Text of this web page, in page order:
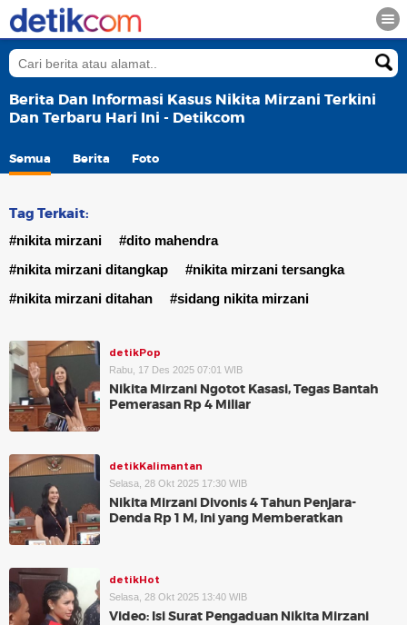
Berita Dan Informasi Kasus Nikita Mirzani Terkini
Dan Terbaru Hari Ini - Detikcom
Semua Berita Foto
Tag Terkait:
#nikita mirzani
#dito mahendra
#nikita mirzani ditangkap
#nikita mirzani tersangka
#nikita mirzani ditahan
#sidang nikita mirzani
detikPop
Rabu, 17 Des 2025 07:01 WIB
Nikita Mirzani Ngotot Kasasi, Tegas Bantah
Pemerasan Rp 4 Miliar
detikKalimantan
Selasa, 28 Okt 2025 17:30 WIB
Nikita Mirzani Divonis 4 Tahun Penjara-
Denda Rp 1 M, Ini yang Memberatkan
detikHot
Selasa, 28 Okt 2025 13:40 WIB
Video: Isi Surat Pengaduan Nikita Mirzani